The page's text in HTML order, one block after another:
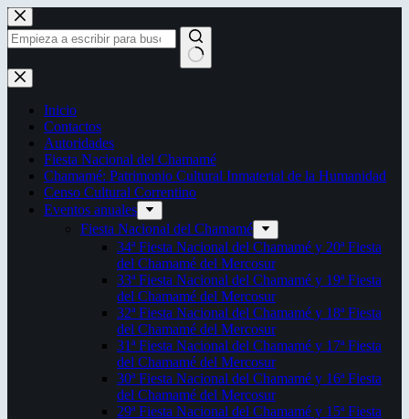
Saltar
al
contenido
Sin
resultados
Inicio
Contactos
Autoridades
Fiesta Nacional del Chamamé
Chamamé: Patrimonio Cultural Inmaterial de la Humanidad
Censo Cultural Correntino
Eventos anuales
Fiesta Nacional del Chamamé
34ª Fiesta Nacional del Chamamé y 20ª Fiesta
del Chamamé del Mercosur
33ª Fiesta Nacional del Chamamé y 19ª Fiesta
del Chamamé del Mercosur
32ª Fiesta Nacional del Chamamé y 18ª Fiesta
del Chamamé del Mercosur
31ª Fiesta Nacional del Chamamé y 17ª Fiesta
del Chamamé del Mercosur
30ª Fiesta Nacional del Chamamé y 16ª Fiesta
del Chamamé del Mercosur
29ª Fiesta Nacional del Chamamé y 15ª Fiesta